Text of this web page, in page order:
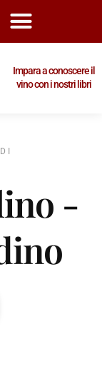
Impara a conoscere il
vino con i nostri libri
-